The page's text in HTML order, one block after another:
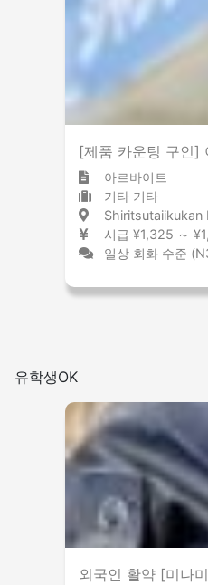
매장내 금연
[제품 카운팅 구인]
아르바이트
기타 기타
Shiritsutaiikukan Mae / Kumamoto 市立体
시급 ¥1,325 ～
일상 회화 수준
유학생OK
외국인 활약 [미나